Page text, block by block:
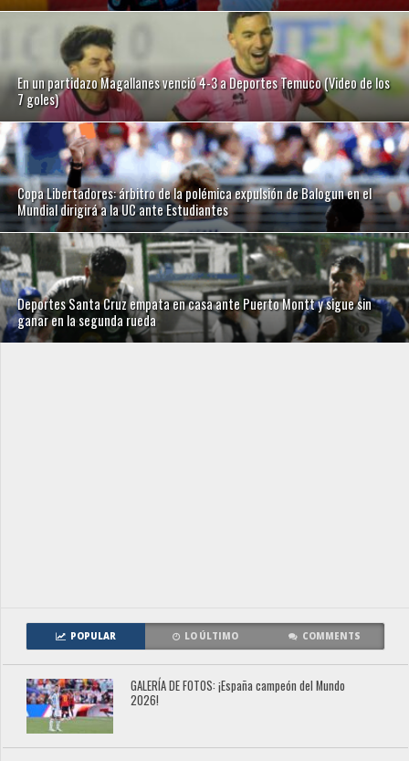
En un partidazo Magallanes venció 4-3 a Deportes Temuco (Video de los
7 goles)
Copa Libertadores: árbitro de la polémica expulsión de Balogun en el
Mundial dirigirá a la UC ante Estudiantes
Deportes Santa Cruz empata en casa ante Puerto Montt y sigue sin
ganar en la segunda rueda
POPULAR LO ÚLTIMO COMMENTS
GALERÍA DE FOTOS: ¡España campeón del Mundo
2026!